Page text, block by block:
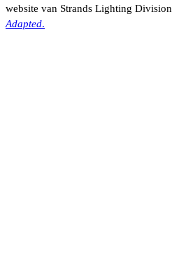
website van Strands Lighting Division
Adapted.